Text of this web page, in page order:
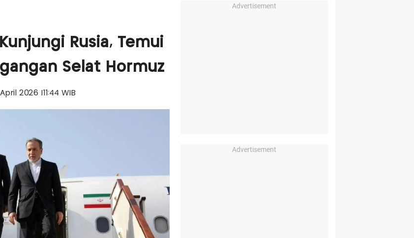
Rusia, Temui
Selat Hormuz
2026 |11:44 WIB
Advertisement
Advertisement